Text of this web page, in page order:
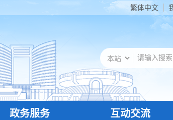
繁体中文
政务服务 互动交流